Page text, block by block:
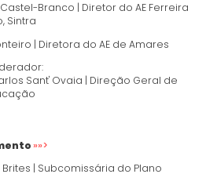
Branco | Diretor do AE Ferreira
Sintra
| Diretora do AE de Amares
Sant' Ovaia | Direção Geral de
»»>
| Subcomissária do Plano